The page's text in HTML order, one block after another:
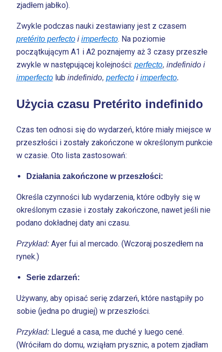
zjadłem jabłko).
Zwykle podczas nauki zestawiany jest z czasem
pretérito perfectoi imperfecto. Na poziomie
początkującym A1 i A2 poznajemy aż 3 czasy przeszłe
zwykle w następującej kolejności: perfecto, indefinido i
imperfectolub indefinido, perfectoi imperfecto.
Użycia czasu Pretérito indefinido
Czas ten odnosi się do wydarzeń, które miały miejsce w
przeszłości i zostały zakończone w określonym punkcie
w czasie. Oto lista zastosowań:
Działania zakończone w przeszłości:
Określa czynności lub wydarzenia, które odbyły się w
określonym czasie i zostały zakończone, nawet jeśli nie
podano dokładnej daty ani czasu.
Przykład:Ayer fui al mercado. (Wczoraj poszedłem na
rynek.)
Serie zdarzeń:
Używany, aby opisać serię zdarzeń, które nastąpiły po
sobie (jedna po drugiej) w przeszłości.
Przykład:Llegué a casa, me duché y luego cené.
(Wróciłam do domu, wziąłam prysznic, a potem zjadłam